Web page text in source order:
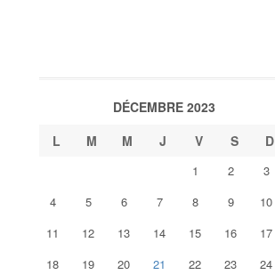
DÉCEMBRE 2023
L
M M J V S D
1 2
3
4
5 6 7 8 9
10
11
12 13 14 15 16
17
18
19 20 21 22 23
24